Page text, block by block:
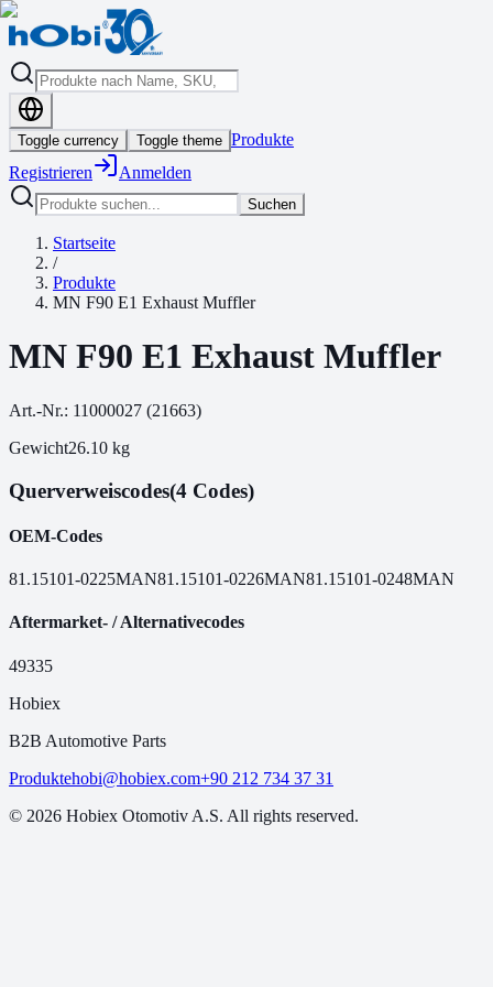
Toggle currency Toggle theme Produkte
Registrieren
Anmelden
Suchen
Startseite
/
Produkte
MN F90 E1 Exhaust Muffler
MN F90 E1 Exhaust Muffler
Art.-Nr.: 11000027 (21663)
Gewicht26.10 kg
Querverweiscodes(4 Codes)
OEM-Codes
81.15101-0225MAN81.15101-0226MAN81.15101-0248MAN
Aftermarket- / Alternativecodes
49335
Hobiex
B2B Automotive Parts
Produktehobi@hobiex.com+90 212 734 37 31
© 2026 Hobiex Otomotiv A.S. All rights reserved.